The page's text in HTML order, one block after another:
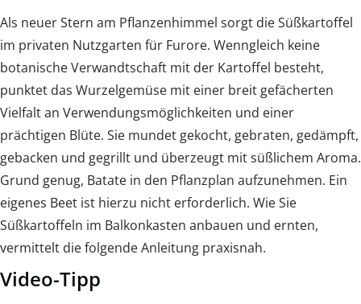
Als neuer Stern am Pflanzenhimmel sorgt die Süßkartoffel
im privaten Nutzgarten für Furore. Wenngleich keine
botanische Verwandtschaft mit der Kartoffel besteht,
punktet das Wurzelgemüse mit einer breit gefächerten
Vielfalt an Verwendungsmöglichkeiten und einer
prächtigen Blüte. Sie mundet gekocht, gebraten, gedämpft,
gebacken und gegrillt und überzeugt mit süßlichem Aroma.
Grund genug, Batate in den Pflanzplan aufzunehmen. Ein
eigenes Beet ist hierzu nicht erforderlich. Wie Sie
Süßkartoffeln im Balkonkasten anbauen und ernten,
vermittelt die folgende Anleitung praxisnah.
Video-Tipp